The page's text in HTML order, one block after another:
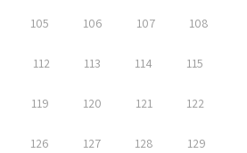
105 106 107 108
112 113 114 115
119 120 121 122
126 127 128 129